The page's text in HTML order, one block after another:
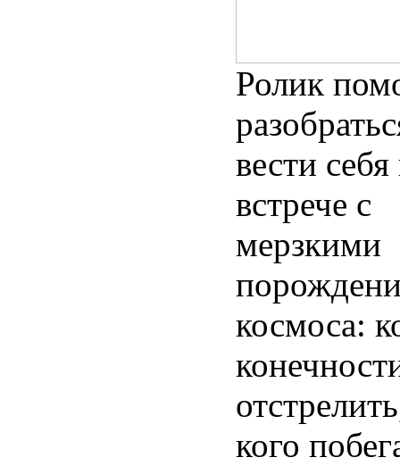
Ролик
вести
встрече с
мерзкими
космоса:
кого